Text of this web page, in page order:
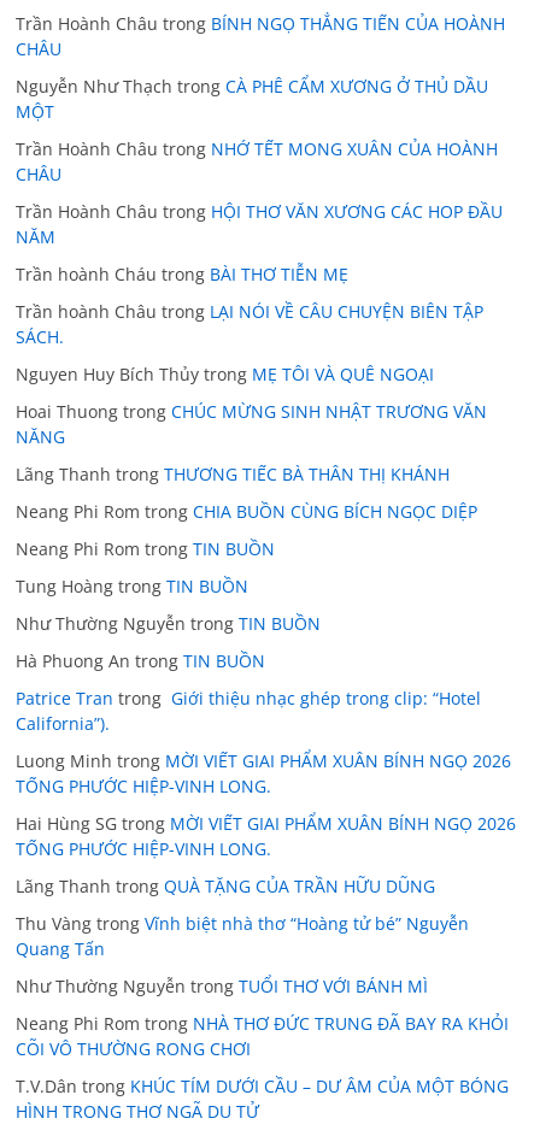
Trần Hoành Châu trong BÍNH NGỌ THẲNG TIẾN CỦA HOÀNH
CHÂU
Nguyễn Như Thạch trongCÀ PHÊ CẨM XƯƠNG Ở THỦ DẦU
MỘT
Trần Hoành Châu trong NHỚ TẾT MONG XUÂN CỦA HOÀNH
CHÂU
Trần Hoành Châu trong HỘI THƠ VĂN XƯƠNG CÁC HOP ĐẦU
NĂM
Trần hoành Cháu trong BÀI THƠ TIỄN MẸ
Trần hoành Châu trong LẠI NÓI VỀ CÂU CHUYỆN BIÊN TẬP
SÁCH.
Nguyen Huy Bích Thủy trong MẸ TÔI VÀ QUÊ NGOẠI
Hoai Thuong trongCHÚC MỪNG SINH NHẬT TRƯƠNG VĂN
NĂNG
Lãng Thanh trongTHƯƠNG TIẾC BÀ THÂN THỊ KHÁNH
Neang Phi Rom trongCHIA BUỒN CÙNG BÍCH NGỌC DIỆP
Neang Phi Rom trongTIN BUỒN
Tung Hoàng trongTIN BUỒN
Như Thường Nguyễn trongTIN BUỒN
Hà Phuong An trongTIN BUỒN
Patrice Tran trong Giới thiệu nhạc ghép trong clip: “Hotel
California”).
Luong Minh trong MỜI VIẾT GIAI PHẨM XUÂN BÍNH NGỌ 2026
TỐNG PHƯỚC HIỆP-VINH LONG.
Hai Hùng SG trong MỜI VIẾT GIAI PHẨM XUÂN BÍNH NGỌ 2026
TỐNG PHƯỚC HIỆP-VINH LONG.
Lãng Thanh trongQUÀ TẶNG CỦA TRẦN HỮU DŨNG
Thu Vàng trongVĩnh biệt nhà thơ “Hoàng tử bé” Nguyễn
Quang Tấn
Như Thường Nguyễn trongTUỔI THƠ VỚI BÁNH MÌ
Neang Phi Rom trong NHÀ THƠ ĐỨC TRUNG ĐÃ BAY RA KHỎI
CÕI VÔ THƯỜNG RONG CHƠI
T.V.Dân trong KHÚC TÍM DƯỚI CẦU – DƯ ÂM CỦA MỘT BÓNG
HÌNH TRONG THƠ NGÃ DU TỬ